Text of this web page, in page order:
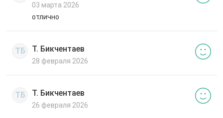
03 марта 2026
отлично
ТБ Т. Бикчентаев
28 февраля 2026
ТБ Т. Бикчентаев
26 февраля 2026